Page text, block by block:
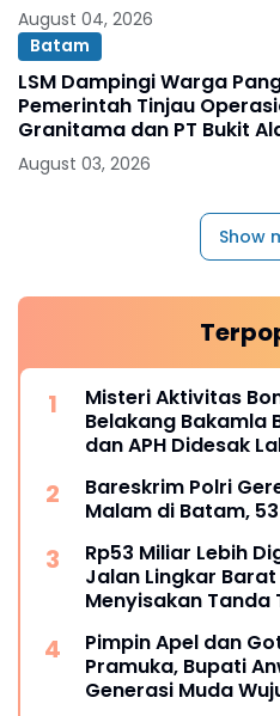
August 04, 2026
Batam
LSM Dampingi Warga
Pemerintah Tinjau
Granitama dan PT Bukit
August 03, 2026
Show
Misteri Aktivitas
Belakang Bakamla
dan APH Didesak
Bareskrim Polri
Malam di Batam,
Rp53 Miliar Lebih
Jalan Lingkar
Menyisakan Tanda
Pimpin Apel dan
Pramuka, Bupati
Generasi Muda